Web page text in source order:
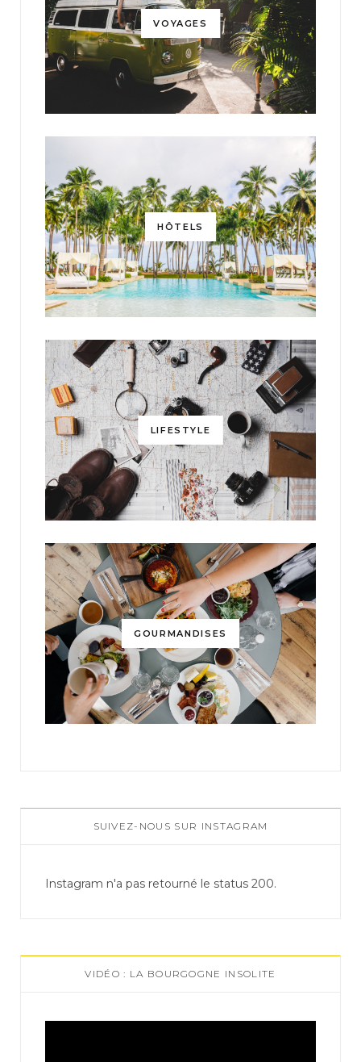
VOYAGES
HÔTELS
LIFESTYLE
GOURMANDISES
SUIVEZ-NOUS SUR INSTAGRAM
Instagram n'a pas retourné le status 200.
VIDÉO : LA BOURGOGNE INSOLITE